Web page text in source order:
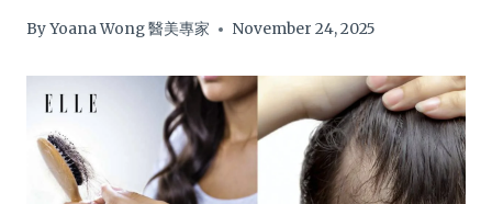
ByYoana Wong 醫美專家 November 24, 2025